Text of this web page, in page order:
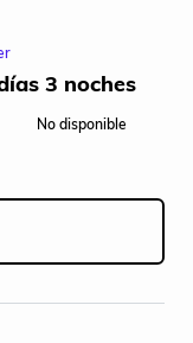
3 noches
No disponible